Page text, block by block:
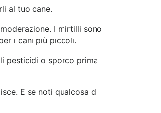
al tuo cane.
I mirtilli sono
i cani più piccoli.
pesticidi o sporco prima
E se noti qualcosa di